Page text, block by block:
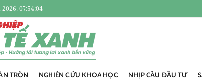
07:54:05
TRÒN NGHIÊN CỨU KHOA HỌC NHỊP CẦU ĐẦU TƯ